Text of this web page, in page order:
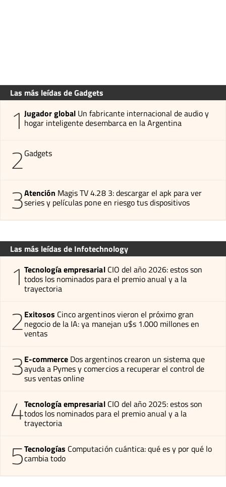
Las más leídas de Gadgets
1 Jugador global Un fabricante internacional de audio y
hogar inteligente desembarca en la Argentina
2Gadgets
3Atención Magis TV 4.28 3: descargar el apk para ver
series y películas pone en riesgo tus dispositivos
Las más leídas de Infotechnology
1 Tecnología empresarial CIO del año 2026: estos son
todos los nominados para el premio anual y a la
trayectoria
2Exitosos Cinco argentinos vieron el próximo gran
negocio de la IA: ya manejan u$s 1.000 millones en
ventas
3E-commerce Dos argentinos crearon un sistema que
ayuda a Pymes y comercios a recuperar el control de
sus ventas online
4Tecnología empresarial CIO del año 2025: estos son
todos los nominados para el premio anual y a la
trayectoria
5Tecnologías Computación cuántica: qué es y por qué lo
cambia todo